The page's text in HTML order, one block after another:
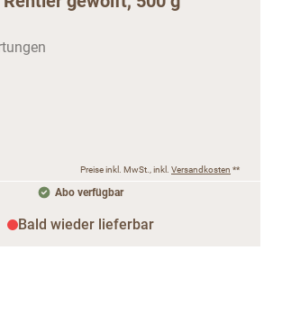
Preise inkl. MwSt., inkl. Versandkosten **
Abo verfügbar
Bald wieder lieferbar